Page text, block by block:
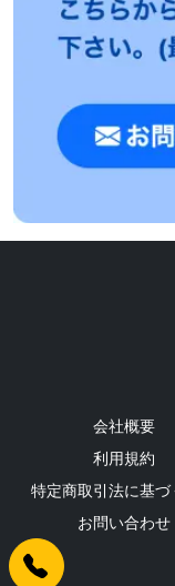
会社概要
利用規約
特定商取引法に基づ
お問い合わせ